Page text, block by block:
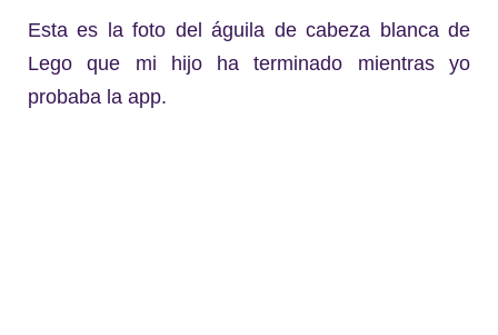
Esta es la foto del águila de cabeza blanca de
Lego que mi hijo ha terminado mientras yo
probaba la app.